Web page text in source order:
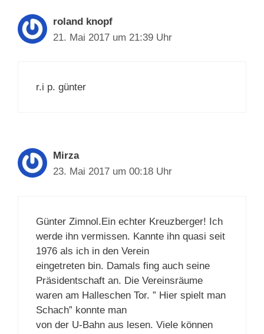
roland knopf
21. Mai 2017 um 21:39 Uhr
r.i p. günter
Mirza
23. Mai 2017 um 00:18 Uhr
Günter Zimnol.Ein echter Kreuzberger! Ich
werde ihn vermissen. Kannte ihn quasi seit
1976 als ich in den Verein
eingetreten bin. Damals fing auch seine
Präsidentschaft an. Die Vereinsräume
waren am Halleschen Tor. ” Hier spielt man
Schach” konnte man
von der U-Bahn aus lesen. Viele können